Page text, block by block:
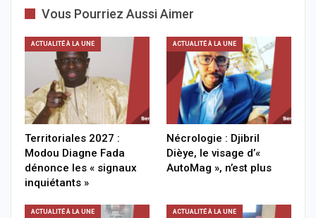
Vous Pourriez Aussi Aimer
ACTUALITÉ À LA UNE
Territoriales 2027 :
Modou Diagne Fada
dénonce les « signaux
inquiétants »
ACTUALITÉ À LA UNE
Nécrologie : Djibril
Dièye, le visage d’«
AutoMag », n’est plus
ACTUALITÉ À LA UNE ACTUALITÉ À LA UNE